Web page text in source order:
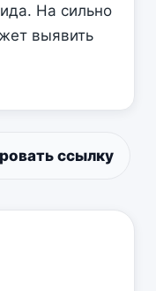
На сильно
выявить
ссылку